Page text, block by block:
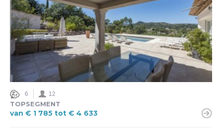
5 (1)
6 12
TOPSEGMENT
van € 1 785 tot € 4 633